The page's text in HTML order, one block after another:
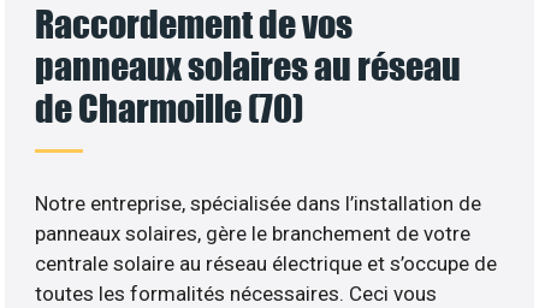
Raccordement de vos
panneaux solaires au réseau
de Charmoille (70)
Notre entreprise, spécialisée dans l’installation de
panneaux solaires, gère le branchement de votre
centrale solaire au réseau électrique et s’occupe de
toutes les formalités nécessaires. Ceci vous